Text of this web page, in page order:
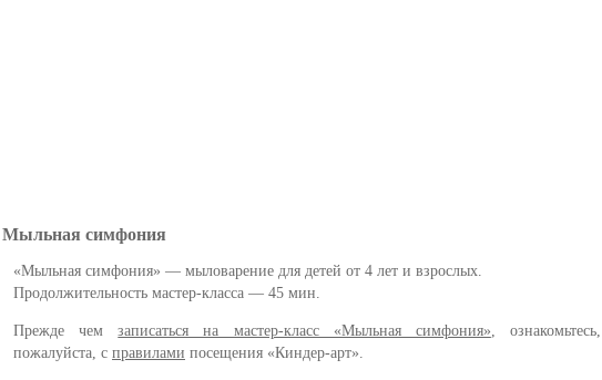
Мыльная симфония
«Мыльная симфония» — мыловарение для детей от 4 лет и взрослых.
Продолжительность мастер-класса — 45 мин.
Прежде чемзаписаться на мастер-класс «Мыльная симфония» , ознакомьтесь,
пожалуйста, с правилами посещения «Киндер-арт».